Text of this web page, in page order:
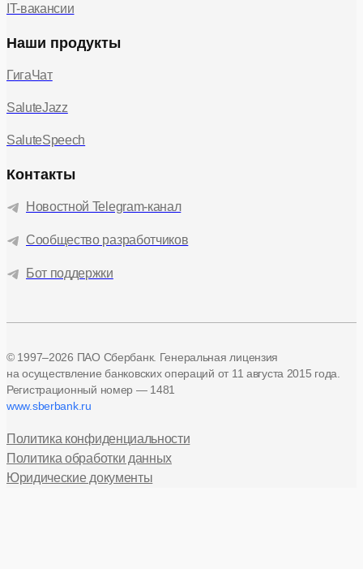
IT-вакансии
Наши продукты
ГигаЧат
SaluteJazz
SaluteSpeech
Контакты
Новостной Telegram-канал
Сообщество разработчиков
Бот поддержки
© 1997–2026 ПАО Сбербанк. Генеральная лицензия
на осуществление банковских операций от 11 августа 2015 года.
Регистрационный номер — 1481
www.sberbank.ru
Политика конфиденциальности
Политика обработки данных
Юридические документы